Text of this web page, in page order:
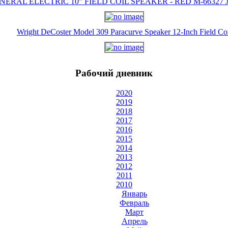
Wright DeCoster Model 309 Paracurve Speaker 12-Inch Field
Рабочий дневник
2020
2019
2018
2017
2016
2015
2014
2013
2012
2011
2010
Январь
Февраль
Март
Апрель